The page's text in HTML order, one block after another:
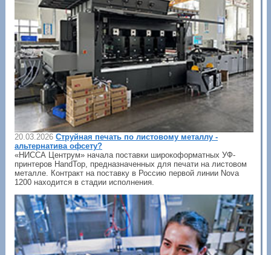
20.03.2026 Струйная печать по листовому металлу -
альтернатива офсету?
«НИССА Центрум» начала поставки широкоформатных УФ-
принтеров HandTop, предназначенных для печати на листовом
металле. Контракт на поставку в Россию первой линии Nova
1200 находится в стадии исполнения.